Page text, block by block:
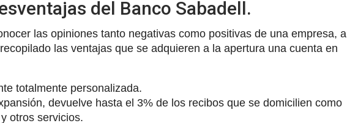
del Banco Sabadell.
las opiniones tanto negativas como positivas de una empresa, a
las ventajas que se adquieren a la apertura una cuenta en
totalmente personalizada.
devuelve hasta el 3% de los recibos que se domicilien como
otros servicios.